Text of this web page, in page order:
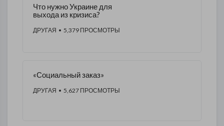
Что нужно Украине для
выхода из кризиса?
ДРУГАЯ • 5,379 ПРОСМОТРЫ
«Социальный заказ»
ДРУГАЯ • 5,627 ПРОСМОТРЫ